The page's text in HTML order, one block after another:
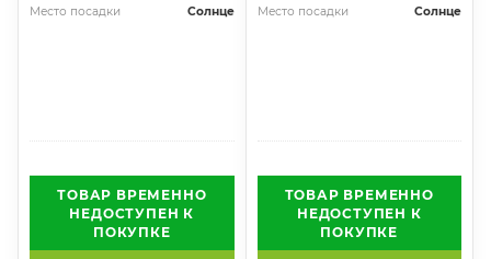
Место посадки Солнце
ТОВАР ВРЕМЕННО
НЕДОСТУПЕН К
ПОКУПКЕ
Место посадки Солнце
ТОВАР ВРЕМЕННО
НЕДОСТУПЕН К
ПОКУПКЕ